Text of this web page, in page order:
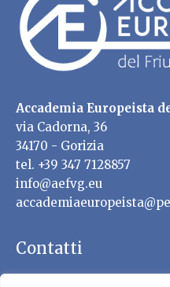
Accademia Europeista
via Cadorna, 36
34170 - Gorizia
tel. +39 347 7128857
info@aefvg.eu
Contatti